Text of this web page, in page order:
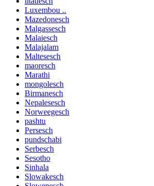
Luxembou ..
Mazedonesch
Malgassesch
Malaiesch
Malajalam
Maltesesch
maoresch
Marathi
mongolesch
Birmanesch
Nepalesesch
Norweegesch
pashtu
Persesch
pundschabi
Serbesch
Sesotho
Sinhala
Slowakesch